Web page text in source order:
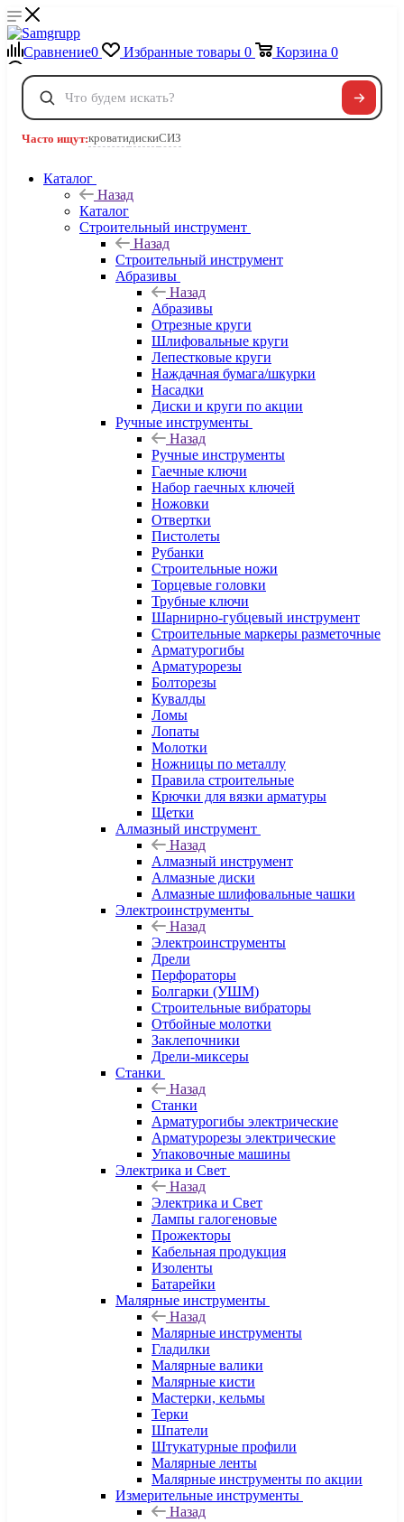
Сравнение0 Избранные товары 0 Корзина 0
Телефоны
8 800 222-40-09
Часто ищут:кроватидискиСИЗ
Каталог
Назад
Каталог
Строительный инструмент
Назад
Строительный инструмент
Абразивы
Назад
Абразивы
Отрезные круги
Шлифовальные круги
Лепестковые круги
Наждачная бумага/шкурки
Насадки
Диски и круги по акции
Ручные инструменты
Назад
Ручные инструменты
Гаечные ключи
Набор гаечных ключей
Ножовки
Отвертки
Пистолеты
Рубанки
Строительные ножи
Торцевые головки
Трубные ключи
Шарнирно-губцевый инструмент
Строительные маркеры разметочные
Арматурогибы
Арматурорезы
Болторезы
Кувалды
Ломы
Лопаты
Молотки
Ножницы по металлу
Правила строительные
Крючки для вязки арматуры
Щетки
Алмазный инструмент
Назад
Алмазный инструмент
Алмазные диски
Алмазные шлифовальные чашки
Электроинструменты
Назад
Электроинструменты
Дрели
Перфораторы
Болгарки (УШМ)
Строительные вибраторы
Отбойные молотки
Заклепочники
Дрели-миксеры
Станки
Назад
Станки
Арматурогибы электрические
Арматурорезы электрические
Упаковочные машины
Электрика и Свет
Назад
Электрика и Свет
Лампы галогеновые
Прожекторы
Кабельная продукция
Изоленты
Батарейки
Малярные инструменты
Назад
Малярные инструменты
Гладилки
Малярные валики
Малярные кисти
Мастерки, кельмы
Терки
Шпатели
Штукатурные профили
Малярные ленты
Малярные инструменты по акции
Измерительные инструменты
Назад